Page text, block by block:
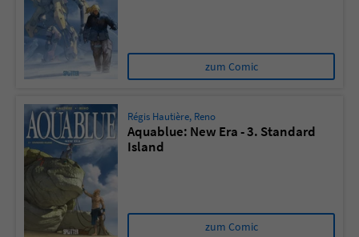
zum Comic
Régis Hautière, Reno
Aquablue: New Era - 3. Standard
Island
zum Comic
überprüfen.